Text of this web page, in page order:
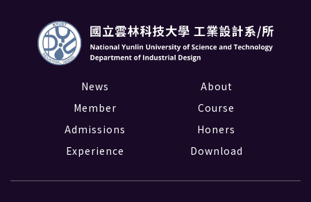
News
About
Member
Course
Admissions
Honers
Experience
Download